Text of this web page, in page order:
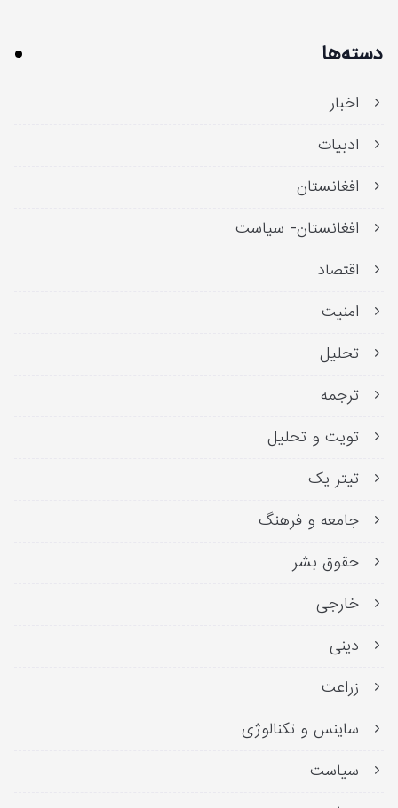
دسته‌ها
اخبار
ادبیات
افغانستان
افغانستان- سیاست
اقتصاد
امنیت
تحلیل
ترجمه
تویت و تحلیل
تیتر یک
جامعه و فرهنگ
حقوق بشر
خارجی
دینی
زراعت
ساینس و تکنالوژی
سیاست